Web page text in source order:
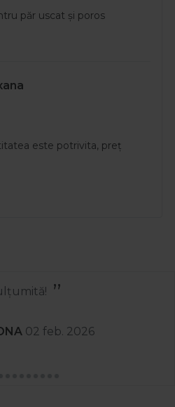
păr uscat şi poros
este potrivita, preț
02 feb. 2026